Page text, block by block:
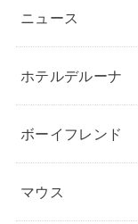
ニュース
ホテルデルーナ
ボーイフレンド
マウス